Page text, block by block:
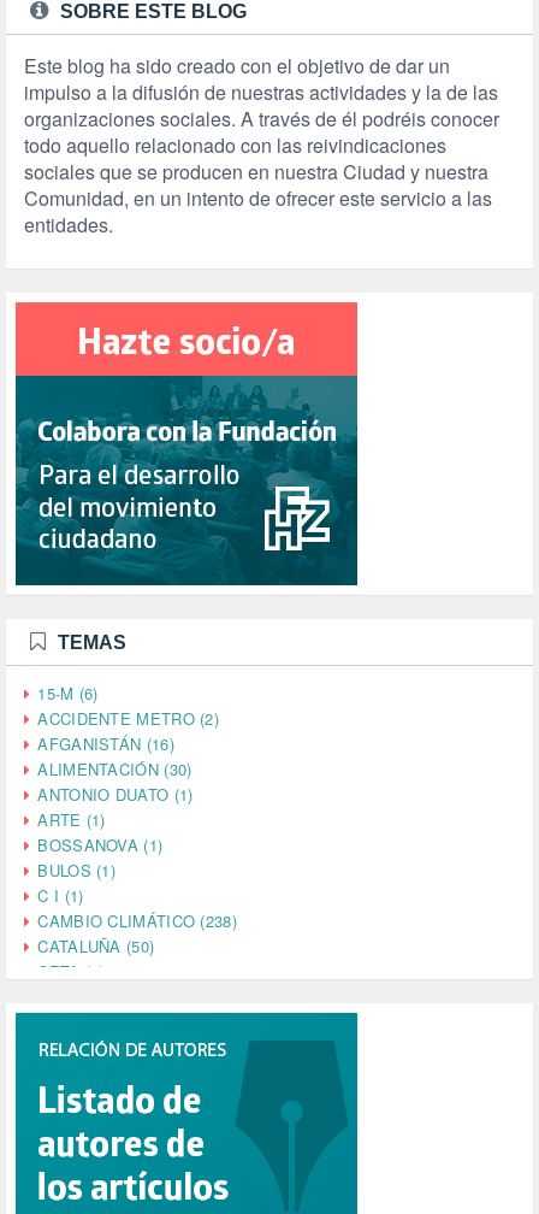
SOBRE ESTE BLOG
Este blog ha sido creado con el objetivo de dar un
impulso a la difusión de nuestras actividades y la de las
organizaciones sociales. A través de él podréis conocer
todo aquello relacionado con las reivindicaciones
sociales que se producen en nuestra Ciudad y nuestra
Comunidad, en un intento de ofrecer este servicio a las
entidades.
TEMAS
15-M (6)
ACCIDENTE METRO (2)
AFGANISTÁN (16)
ALIMENTACIÓN (30)
ANTONIO DUATO (1)
ARTE (1)
BOSSANOVA (1)
BULOS (1)
C I (1)
CAMBIO CLIMÁTICO (238)
CATALUÑA (50)
CETA (2)
CINE (35)
COMPROMISO (2)
CONFERENCIA (1)
CONSUMO (1)
CORONAVIRUS (155)
CORRUPCIÓN (215)